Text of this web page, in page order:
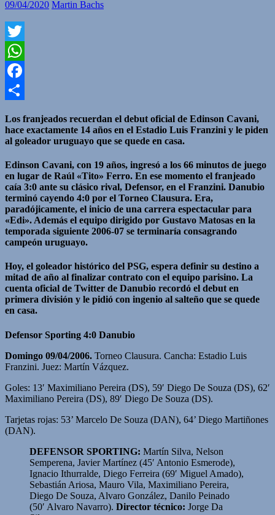
09/04/2020 Martin Bachs
Twitter
WhatsApp
Facebook
Los franjeados recuerdan el debut oficial de Edinson Cavani,
hace exactamente 14 años en el Estadio Luis Franzini y le piden
al goleador uruguayo que se quede en casa.
Edinson Cavani, con 19 años, ingresó a los 66 minutos de juego
en lugar de Raúl «Tito» Ferro. En ese momento el franjeado
caía 3:0 ante su clásico rival, Defensor, en el Franzini. Danubio
terminó cayendo 4:0 por el Torneo Clausura. Era,
paradójicamente, el inicio de una carrera espectacular para
«Edi». Además el equipo dirigido por Gustavo Matosas en la
temporada siguiente 2006-07 se terminaría consagrando
campeón uruguayo.
Hoy, el goleador histórico del PSG, espera definir su destino a
mitad de año al finalizar contrato con el equipo parisino. La
cuenta oficial de Twitter de Danubio recordó el debut en
primera división y le pidió con ingenio al salteño que se quede
en casa.
Defensor Sporting 4:0 Danubio
Domingo 09/04/2006. Torneo Clausura. Cancha: Estadio Luis
Franzini. Juez: Martín Vázquez.
Goles: 13′ Maximiliano Pereira (DS), 59′ Diego De Souza (DS), 62′
Maximiliano Pereira (DS), 89′ Diego De Souza (DS).
Tarjetas rojas: 53’ Marcelo De Souza (DAN), 64’ Diego Martiñones
(DAN).
DEFENSOR SPORTING: Martín Silva, Nelson
Semperena, Javier Martínez (45′ Antonio Esmerode),
Ignacio Ithurralde, Diego Ferreira (69′ Miguel Amado),
Sebastián Ariosa, Mauro Vila, Maximiliano Pereira,
Diego De Souza, Alvaro González, Danilo Peinado
(50′ Alvaro Navarro). Director técnico: Jorge Da